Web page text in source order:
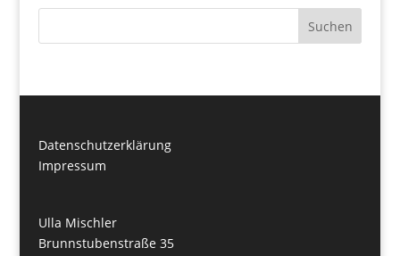
Suchen
Datenschutzerklärung
Impressum
Ulla Mischler
Brunnstubenstraße 35